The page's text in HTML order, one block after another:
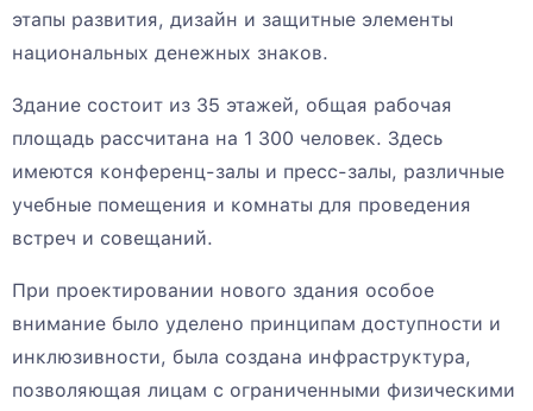
этапы развития, дизайн и защитные элементы
национальных денежных знаков.
Здание состоит из 35 этажей, общая рабочая
площадь рассчитана на 1 300 человек. Здесь
имеются конференц-залы и пресс-залы, различные
учебные помещения и комнаты для проведения
встреч и совещаний.
При проектировании нового здания особое
внимание было уделено принципам доступности и
инклюзивности, была создана инфраструктура,
позволяющая лицам с ограниченными физическими